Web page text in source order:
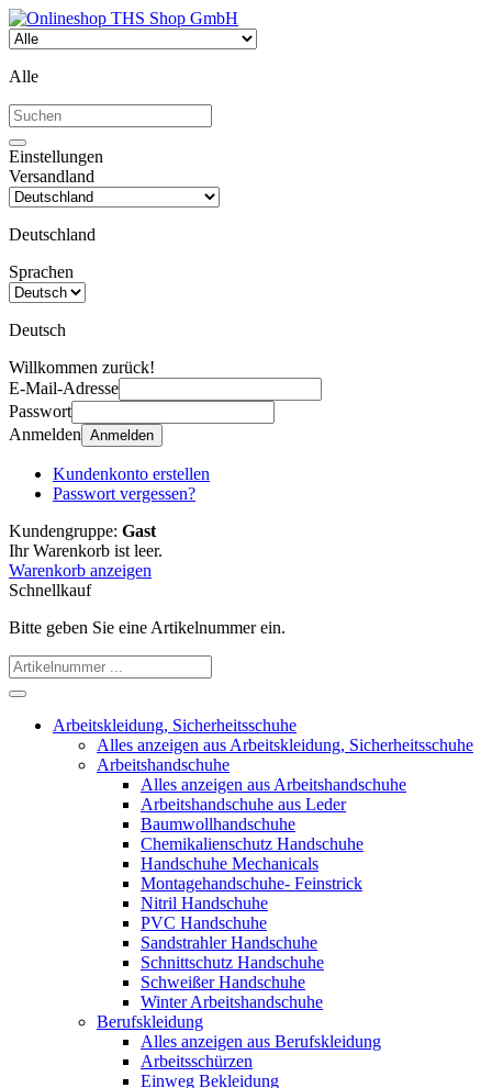
Alle
Einstellungen
Versandland
Deutschland
Sprachen
Deutsch
Willkommen zurück!
E-Mail-Adresse
Passwort
Anmelden Anmelden
Kundenkonto erstellen
Passwort vergessen?
Kundengruppe: Gast
Ihr Warenkorb ist leer.
Warenkorb anzeigen
Schnellkauf
Bitte geben Sie eine Artikelnummer ein.
Arbeitskleidung, Sicherheitsschuhe
Alles anzeigen aus Arbeitskleidung, Sicherheitsschuhe
Arbeitshandschuhe
Alles anzeigen aus Arbeitshandschuhe
Arbeitshandschuhe aus Leder
Baumwollhandschuhe
Chemikalienschutz Handschuhe
Handschuhe Mechanicals
Montagehandschuhe- Feinstrick
Nitril Handschuhe
PVC Handschuhe
Sandstrahler Handschuhe
Schnittschutz Handschuhe
Schweißer Handschuhe
Winter Arbeitshandschuhe
Berufskleidung
Alles anzeigen aus Berufskleidung
Arbeitsschürzen
Einweg Bekleidung